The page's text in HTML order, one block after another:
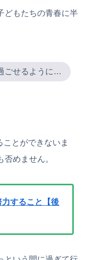
どもたちの青春に半
ごせるように…
ことができないま
めません。
すること【後